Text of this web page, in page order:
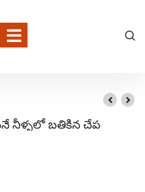
నీళ్ళలో బతికిన చేప